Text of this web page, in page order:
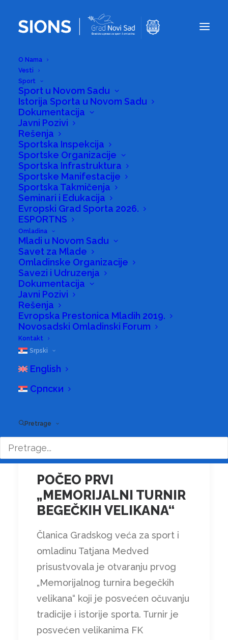
O Nama
Vesti
Sport
Sport u Novom Sadu
Istorija Sporta u Novom Sadu
Dokumentacija
Javni Pozivi
Rešenja
Sportska Inspekcija
Sportske Organizacije
Sportska Infrastruktura
Sportske Manifestacije
Sportska Takmičenja
Seminari i Edukacija
Evropski Grad Sporta 2026.
ESPORTNS
Omladina
Mladi u Novom Sadu
Savet za Mlade
Omladinske Organizacije
Savezi i Udruzenja
Dokumentacija
Javni Pozivi
Rešenja
Evropska Prestonica Mladih 2019.
Novosadski Omladinski Forum
Kontakt
Srpski
English
Српски
Pretrage
SIONS
POČEO PRVI
„MEMORIJALNI TURNIR
BEGEČKIH VELIKANA“
Članica Gradskog veća za sport i
omladinu Tatjana Medved
prisustvovala je otvaranju prvog
„Memorijalnog turnira begečkih
velikana“ koji je posvećen očuvanju
tradicije i istorije sporta. Turnir je
posvećen velikanima FK